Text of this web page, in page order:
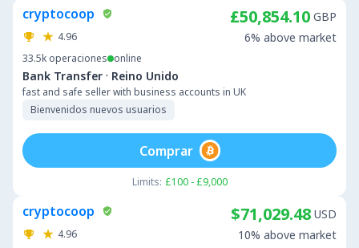
cryptocoop
4.96
33.5k operaciones online
Bank Transfer · Reino Unido
fast and safe seller with business accounts in UK
Bienvenidos nuevos usuarios
£50,854.10 GBP
6% above market
Limits: £100 - £9,000
Comprar
cryptocoop
4.96
$71,029.48 USD
10% above market